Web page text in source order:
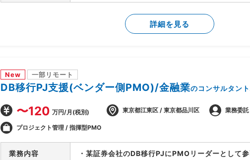
-移行方式検討/本番移行対策の立案
-移行ツール作成に関する計画策定/推進
-移行リハーサル～移行本番～移行後支援までの全
詳細を見る
New 一部リモート
DB移行PJ支援(ベンダー側PMO)/金融業のコンサルタン
〜120 万円/月(税別) 東京都江東区 / 東京都品川区 業務委託
プロジェクト管理 / 指揮型PMO
業務内容
・某証券会社のDB移行PJにPMOリーダーとして